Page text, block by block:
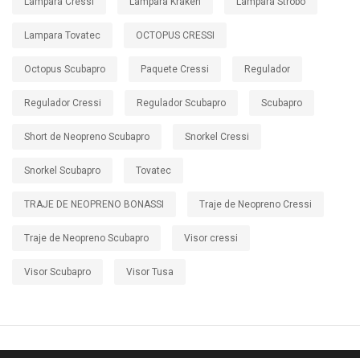
Lampara Tovatec OCTOPUS CRESSI
Octopus Scubapro Paquete Cressi Regulador
Regulador Cressi Regulador Scubapro Scubapro
Short de Neopreno Scubapro Snorkel Cressi
Snorkel Scubapro Tovatec
TRAJE DE NEOPRENO BONASSI Traje de Neopreno Cressi
Traje de Neopreno Scubapro Visor cressi
Visor Scubapro Visor Tusa